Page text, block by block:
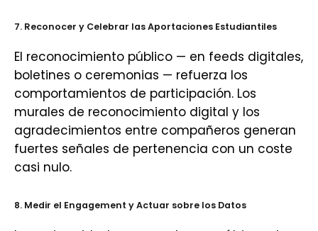
7. Reconocer y Celebrar las Aportaciones Estudiantiles
El reconocimiento público — en feeds digitales,
boletines o ceremonias — refuerza los
comportamientos de participación. Los
murales de reconocimiento digital y los
agradecimientos entre compañeros generan
fuertes señales de pertenencia con un coste
casi nulo.
8. Medir el Engagement y Actuar sobre los Datos